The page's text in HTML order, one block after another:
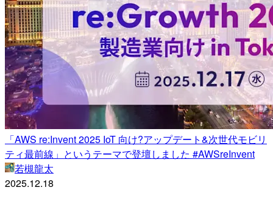
「AWS re:Invent 2025 IoT 向け?アップデート&次世代モビリ
ティ最前線」というテーマで登壇しました #AWSreInvent
若槻龍太
2025.12.18